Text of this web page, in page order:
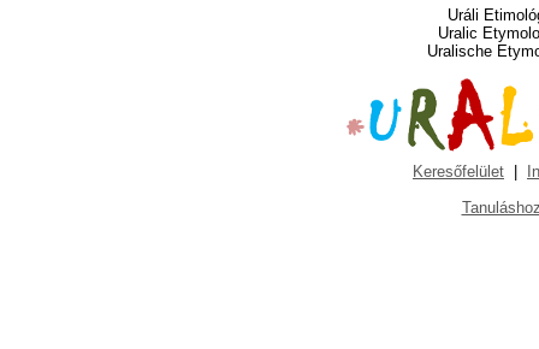
Uráli
Uralic
Uralische
Keresőfelület